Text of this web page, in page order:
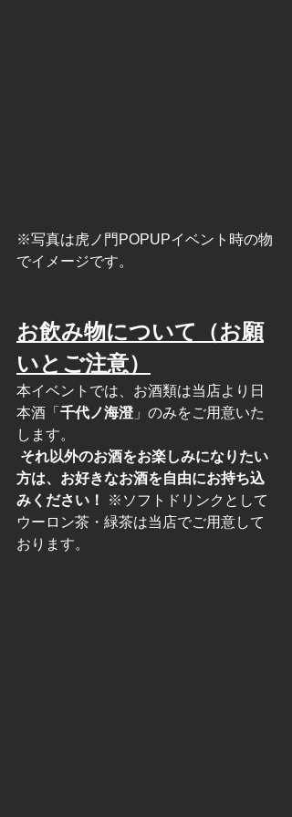
※写真は虎ノ門POPUPイベント時の物
でイメージです。
お飲み物について（お願
いとご注意）
本イベントでは、お酒類は当店より日
本酒「 千代ノ海澄」のみをご用意いた
します。
それ以外のお酒をお楽しみになりたい
方は、お好きなお酒を自由にお持ち込
みください！
※ソフトドリンクとして
ウーロン茶・緑茶は当店でご用意して
おります。